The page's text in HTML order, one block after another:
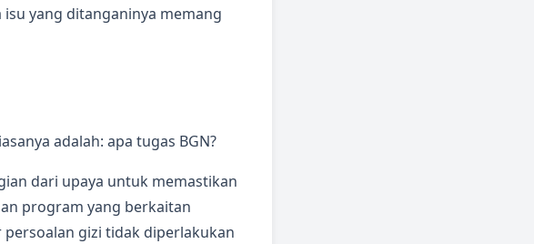
yang ditanganinya memang
adalah: apa tugas BGN?
dari upaya untuk memastikan
program yang berkaitan
gizi tidak diperlakukan